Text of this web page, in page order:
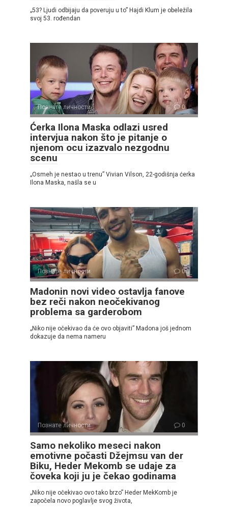
„53? Ljudi odbijaju da poveruju u to” Hajdi Klum je obeležila
svoj 53. rođendan
Познате личности 0
Ćerka Ilona Maska odlazi usred
intervjua nakon što je pitanje o
njenom ocu izazvalo nezgodnu
scenu
„Osmeh je nestao u trenu” Vivian Vilson, 22-godišnja ćerka
Ilona Maska, našla se u
Познате личности 0
Madonin novi video ostavlja fanove
bez reči nakon neočekivanog
problema sa garderobom
„Niko nije očekivao da će ovo objaviti” Madona još jednom
dokazuje da nema nameru
Познате личности 0
Samo nekoliko meseci nakon
emotivne počasti Džejmsu van der
Biku, Heder Mekomb se udaje za
čoveka koji ju je čekao godinama
„Niko nije očekivao ovo tako brzo” Heder MekKomb je
započela novo poglavlje svog života,